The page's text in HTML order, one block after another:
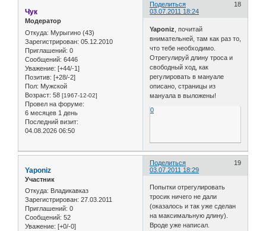
Поделиться
18
03.07.2011 18:24
Чук
Модератор
Откуда: Мурыгино (43)
Зарегистрирован: 05.12.2010
Приглашений: 0
Сообщений: 6446
Уважение: [+44/-1]
Позитив: [+28/-2]
Пол: Мужской
Возраст: 58 [1967-12-02]
Провел на форуме:
6 месяцев 1 день
Последний визит:
04.08.2026 06:50
Yaponiz , почитай
внимательней, там как раз то,
что тебе необходимо.
Отрегулируй длину троса и
свободный ход, как
регулировать в мануале
описано, страницы из
мануала в выложены!
0
Поделиться
19
03.07.2011 18:29
Yaponiz
Участник
Откуда: Владикавказ
Зарегистрирован: 27.03.2011
Приглашений: 0
Сообщений: 52
Уважение: [+0/-0]
Попытки отрегулировать
тросик ничего не дали
(оказалось и так уже сделан
на максимальную длину).
Вроде уже написал.